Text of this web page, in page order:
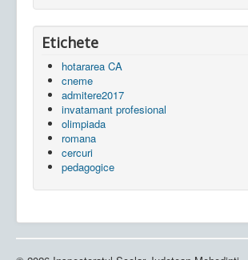
Etichete
hotararea CA
cneme
admitere2017
invatamant profesional
olimpiada
romana
cercuri
pedagogice